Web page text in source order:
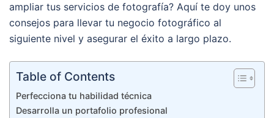
ampliar tus servicios de fotografía? Aquí te doy unos
consejos para llevar tu negocio fotográfico al
siguiente nivel y asegurar el éxito a largo plazo.
Table of Contents
Perfecciona tu habilidad técnica
Desarrolla un portafolio profesional